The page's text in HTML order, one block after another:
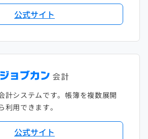
公式サイト
計システムです。帳簿を複数展開
利用できます。
公式サイト